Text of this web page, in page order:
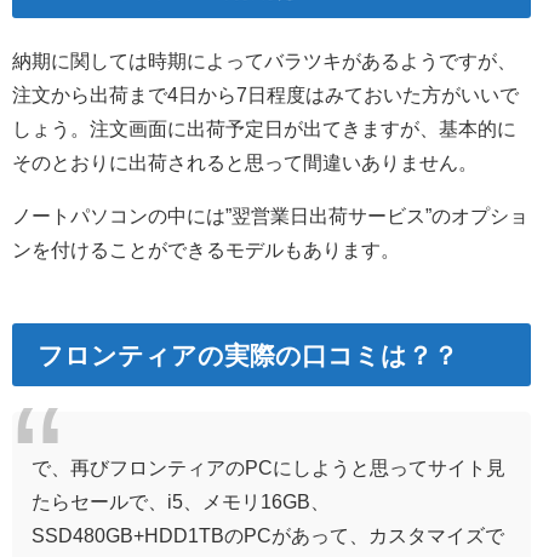
納期に関しては時期によってバラツキがあるようですが、
注文から出荷まで4日から7日程度はみておいた方がいいで
しょう。注文画面に出荷予定日が出てきますが、基本的に
そのとおりに出荷されると思って間違いありません。
ノートパソコンの中には”翌営業日出荷サービス”のオプショ
ンを付けることができるモデルもあります。
フロンティアの実際の口コミは？？
で、再びフロンティアのPCにしようと思ってサイト見
たらセールで、i5、メモリ16GB、
SSD480GB+HDD1TBのPCがあって、カスタマイズで